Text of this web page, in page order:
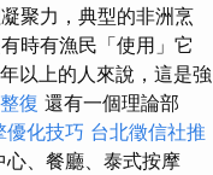
聚力，典型的非洲烹
時有漁民「使用」它
以上的人來說，這是強
復 還有一個理論部
優化技巧 台北徵信社推
、餐廳、泰式按摩